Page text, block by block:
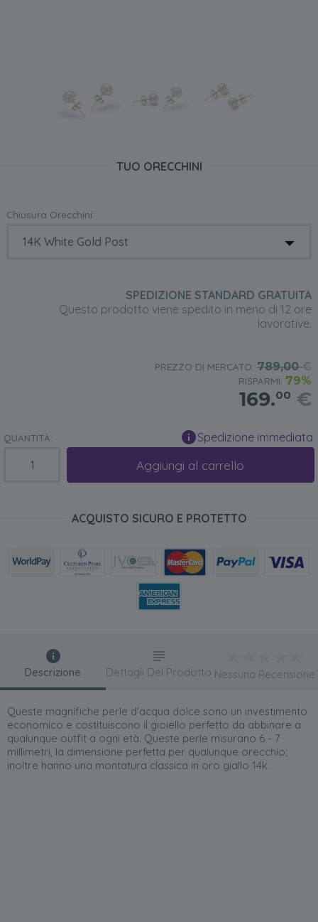
TUO ORECCHINI
Chiusura Orecchini:
SPEDIZIONE STANDARD GRATUITA
Questo prodotto viene spedito in meno di 12 ore
lavorative.
PREZZO DI MERCATO: 789,00€
RISPARMI: 79%
169.00 €
QUANTITÀ: Spedizione immediata
Aggiungi al carrello
ACQUISTO SICURO E PROTETTO
Descrizione
Queste magnifiche perle d'acqua dolce sono un investimento
economico e costituiscono il gioiello perfetto da abbinare a
qualunque outfit a ogni età. Queste perle misurano 6 - 7
millimetri, la dimensione perfetta per qualunque orecchio;
inoltre hanno una montatura classica in oro giallo 14k.
Dettagli Del Prodotto Nessuna Recensione